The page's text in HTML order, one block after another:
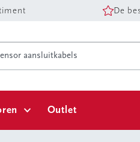
De
Outlet